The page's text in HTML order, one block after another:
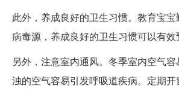
此外，养成良好的卫生习惯。教育宝
病毒源，养成良好的卫生习惯可以有效
另外，注意室内通风。冬季室内空气
浊的空气容易引发呼吸道疾病。定期